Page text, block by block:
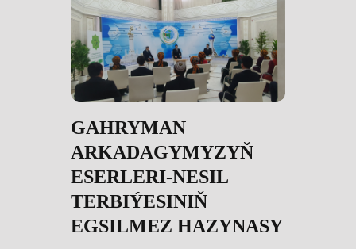
GAHRYMAN
ARKADAGYMYZYŇ
ESERLERI-NESIL
TERBIÝESINIŇ
EGSILMEZ HAZYNASY